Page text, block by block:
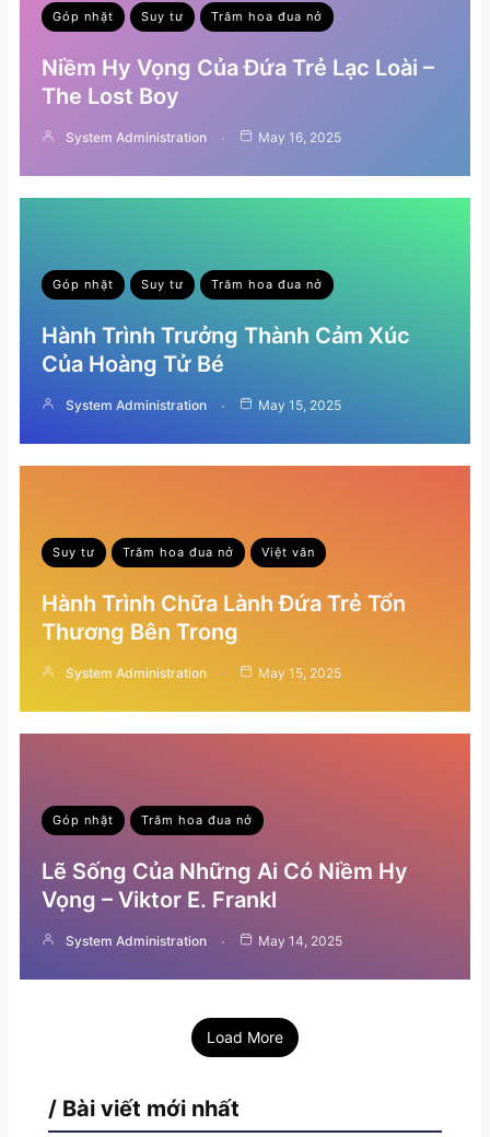
Góp nhặt Suy tư Trăm hoa đua nở
Niềm Hy Vọng Của Đứa Trẻ Lạc Loài –
The Lost Boy
System Administration May 16, 2025
Góp nhặt Suy tư Trăm hoa đua nở
Hành Trình Trưởng Thành Cảm Xúc
Của Hoàng Tử Bé
System Administration May 15, 2025
Suy tư Trăm hoa đua nở Việt văn
Hành Trình Chữa Lành Đứa Trẻ Tổn
Thương Bên Trong
System Administration May 15, 2025
Góp nhặt Trăm hoa đua nở
Lẽ Sống Của Những Ai Có Niềm Hy
Vọng – Viktor E. Frankl
System Administration May 14, 2025
Load More
/ Bài viết mới nhất